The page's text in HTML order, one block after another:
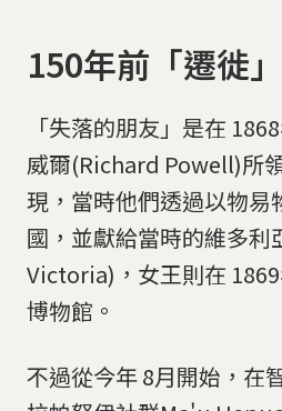
150年前「遷徙
「失落的朋友」是在
威爾(Richard Powell)所
現，當時他們透過以物易
國，並獻給當時的維多利
Victoria)，女王則在
博物館。
不過從今年 8月開始，在